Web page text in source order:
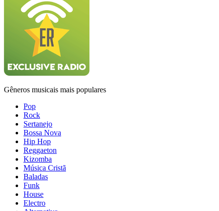
Gêneros musicais mais populares
Pop
Rock
Sertanejo
Bossa Nova
Hip Hop
Reggaeton
Kizomba
Música Cristã
Baladas
Funk
House
Electro